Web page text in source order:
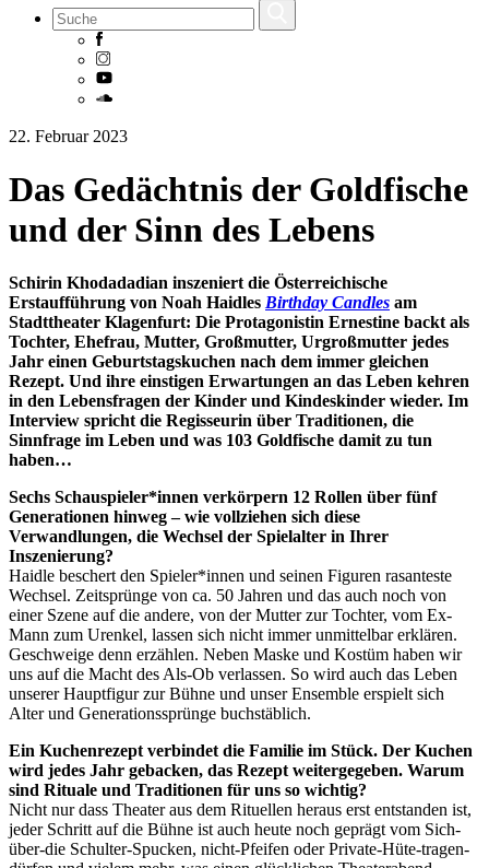
Skip
content
22. Februar 2023
Das Gedächtnis der Goldfische
und der Sinn des Lebens
Schirin Khodadadian inszeniert die Österreichische
Erstaufführung von Noah Haidles Birthday Candles am
Stadttheater Klagenfurt: Die Protagonistin Ernestine backt als
Tochter, Ehefrau, Mutter, Großmutter, Urgroßmutter jedes
Jahr einen Geburtstagskuchen nach dem immer gleichen
Rezept. Und ihre einstigen Erwartungen an das Leben kehren
in den Lebensfragen der Kinder und Kindeskinder wieder. Im
Interview spricht die Regisseurin über Traditionen, die
Sinnfrage im Leben und was 103 Goldfische damit zu tun
haben…
Sechs Schauspieler*innen verkörpern 12 Rollen über fünf
Generationen hinweg – wie vollziehen sich diese
Verwandlungen, die Wechsel der Spielalter in Ihrer
Inszenierung?
Haidle beschert den Spieler*innen und seinen Figuren rasanteste
Wechsel. Zeitsprünge von ca. 50 Jahren und das auch noch von
einer Szene auf die andere, von der Mutter zur Tochter, vom Ex-
Mann zum Urenkel, lassen sich nicht immer unmittelbar erklären.
Geschweige denn erzählen. Neben Maske und Kostüm haben wir
uns auf die Macht des Als-Ob verlassen. So wird auch das Leben
unserer Hauptfigur zur Bühne und unser Ensemble erspielt sich
Alter und Generationssprünge buchstäblich.
Ein Kuchenrezept verbindet die Familie im Stück. Der Kuchen
wird jedes Jahr gebacken, das Rezept weitergegeben. Warum
sind Rituale und Traditionen für uns so wichtig?
Nicht nur dass Theater aus dem Rituellen heraus erst entstanden ist,
jeder Schritt auf die Bühne ist auch heute noch geprägt vom Sich-
über-die Schulter-Spucken, nicht-Pfeifen oder Private-Hüte-tragen-